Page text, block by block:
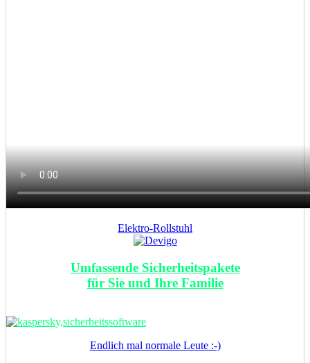
Elektro-Rollstuhl
Umfassende Sicherheitspakete
für Sie und Ihre Familie
Endlich mal normale Leute :-)